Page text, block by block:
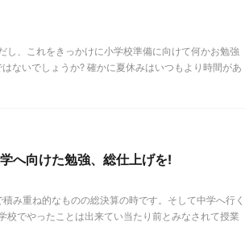
し、これをきっかけに小学校準備に向けて何かお勉強
ないでしょうか? 確かに夏休みはいつもより時間があ
へ向けた勉強、総仕上げを!
み重ね的なものの総決算の時です。そして中学へ行く
校でやったことは出来てい当たり前とみなされて授業